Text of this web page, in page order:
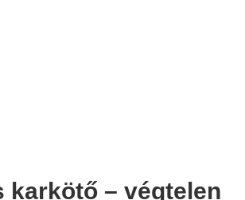
karkötő – végtelen